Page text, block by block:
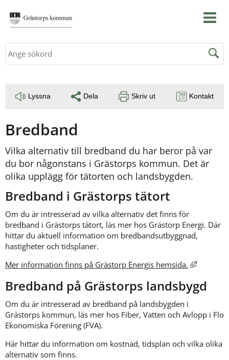
Sök
Lyssna Dela Skriv ut Kontakt
Bredband
Vilka alternativ till bredband du har beror på var
du bor någonstans i Grästorps kommun. Det är
olika upplägg för tätorten och landsbygden.
Bredband i Grästorps tätort
Om du är intresserad av vilka alternativ det finns för
bredband i Grästorps tätort, läs mer hos Grästorp Energi. Där
hittar du aktuell information om bredbandsutbyggnad,
hastigheter och tidsplaner.
Mer information finns på Grästorp Energis hemsida.
Länk till
Bredband på Grästorps landsbygd
Om du är intresserad av bredband på landsbygden i
Grästorps kommun, läs mer hos Fiber, Vatten och Avlopp i Flo
Ekonomiska Förening (FVA).
Här hittar du information om kostnad, tidsplan och vilka olika
alternativ som finns.